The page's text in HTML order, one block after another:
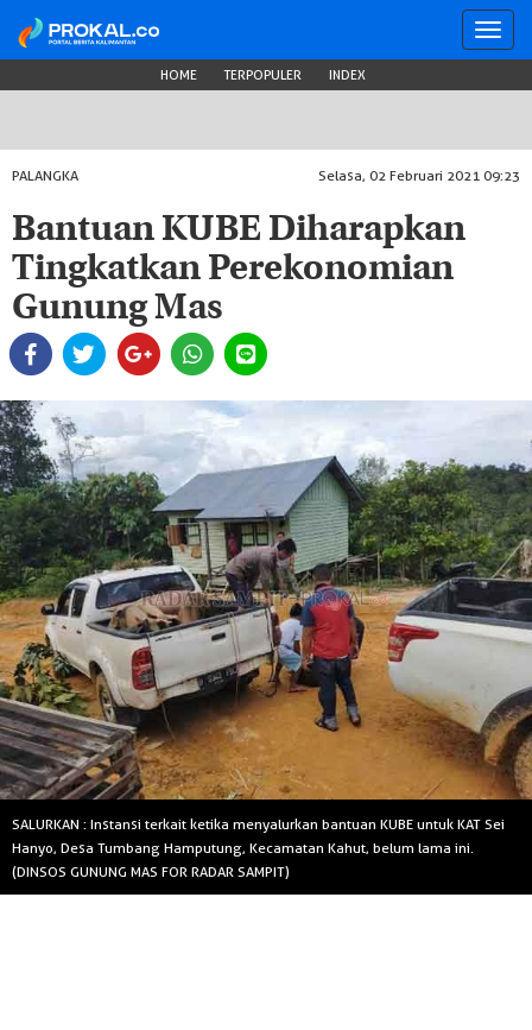
HOME TERPOPULER INDEX
PALANGKA Selasa, 02 Februari 2021 09:23
Bantuan KUBE Diharapkan
Tingkatkan Perekonomian
Gunung Mas
SALURKAN : Instansi terkait ketika menyalurkan bantuan KUBE untuk KAT Sei
Hanyo, Desa Tumbang Hamputung, Kecamatan Kahut, belum lama ini.
(DINSOS GUNUNG MAS FOR RADAR SAMPIT)